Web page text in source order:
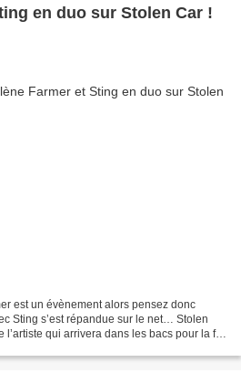
en duo sur Stolen Car !
est un évènement alors pensez donc
Sting s’est répandue sur le net… Stolen
qui arrivera dans les bacs pour la fin